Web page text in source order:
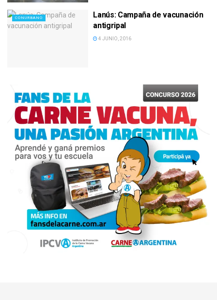
CONURBANO
Lanús: Campaña de vacunación
antigripal
4 JUNIO, 2016